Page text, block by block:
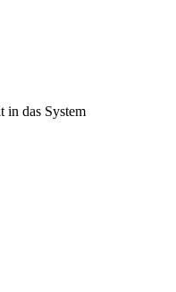
in das System